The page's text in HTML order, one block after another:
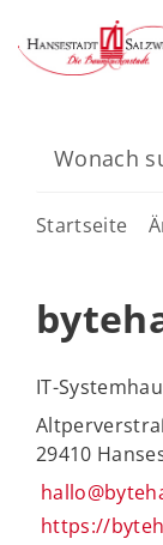
Startseite
IT-
29410
https://